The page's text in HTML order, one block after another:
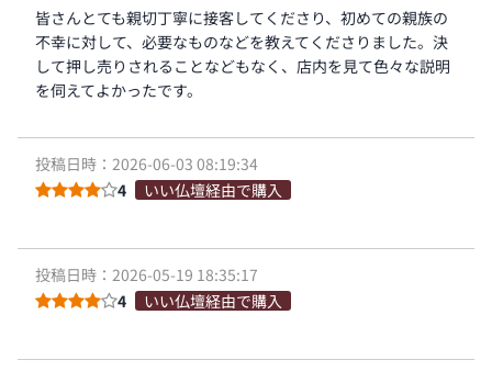
皆さんとても親切丁寧に接客してくださり、初めての親族の
不幸に対して、必要なものなどを教えてくださりました。決
して押し売りされることなどもなく、店内を見て色々な説明
を伺えてよかったです。
投稿日時：2026-06-03 08:19:34
4
いい仏壇経由で購入
投稿日時：2026-05-19 18:35:17
4
いい仏壇経由で購入